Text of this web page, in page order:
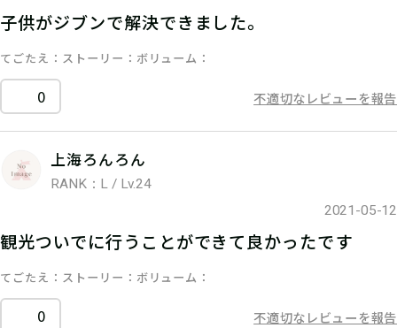
子供がジブンで解決できました。
てごたえ ストーリー ボリューム
0 不適切なレビューを報告
上海ろんろん
RANK：L / Lv.24
2021-05-12
観光ついでに行うことができて良かったです
てごたえ ストーリー ボリューム
0 不適切なレビューを報告